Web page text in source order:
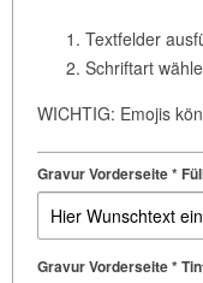
Textfelder
Schriftart
WICHTIG: Emojis
Gravur Vorderseite *
Gravur Vorderseite *